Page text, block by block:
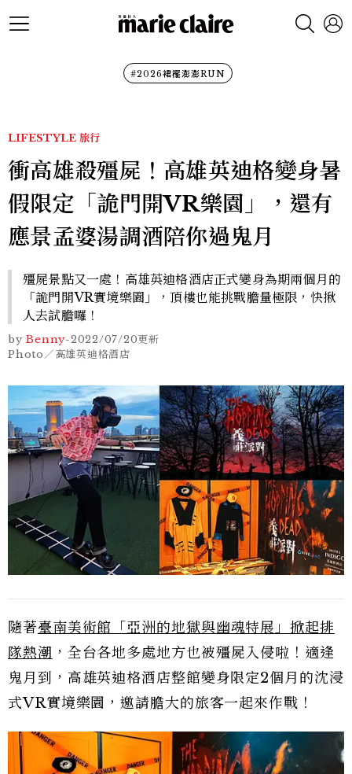
#2026裙襬澎澎RUN
LIFESTYLE 旅行
衝高雄殺殭屍！高雄英迪格變身暑
假限定「詭門開VR樂園」，還有
應景孟婆湯調酒陪你過鬼月
殭屍景點又一處！高雄英迪格酒店正式變身為期兩個月的
「詭門開VR實境樂園」，頂樓也能挑戰膽量極限，快揪
人去試膽囉！
by Benny-2022/07/20更新
Photo／高雄英迪格酒店
隨著臺南美術館「亞洲的地獄與幽魂特展」掀起排
隊熱潮 ，全台各地多處地方也被殭屍入侵啦！適逢
鬼月到，高雄英迪格酒店整館變身限定2個月的沈浸
式VR實境樂園，邀請膽大的旅客一起來作戰！